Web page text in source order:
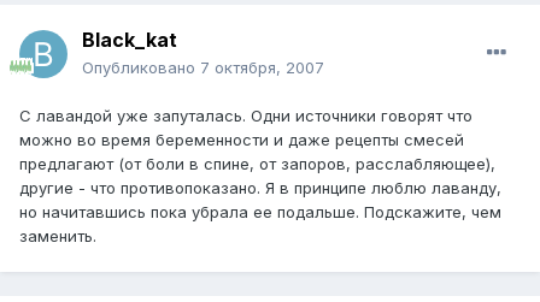
Black_kat
Опубликовано 7 октября, 2007
С лавандой уже запуталась. Одни источники говорят что
можно во время беременности и даже рецепты смесей
предлагают (от боли в спине, от запоров, расслабляющее),
другие - что противопоказано. Я в принципе люблю лаванду,
но начитавшись пока убрала ее подальше. Подскажите, чем
заменить.